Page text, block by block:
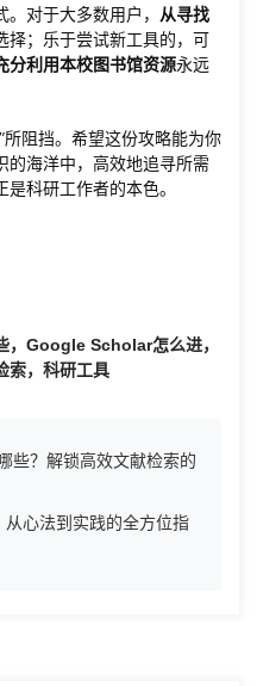
对于大多数用户， 从寻找
择；乐于尝试新工具的，可
分利用本校图书馆资源永远
阻挡。希望这份攻略能为你
的海洋中，高效地追寻所需
科研工作者的本色。
，Google Scholar怎么进，
索，科研工具
些？解锁高效文献检索的
心法到实践的全方位指